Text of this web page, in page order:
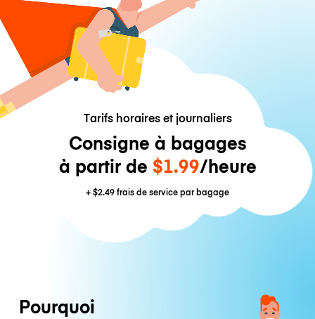
Tarifs horaires et journaliers
Consigne à bagages
à partir de $1.99/heure
+$2.49frais de service par bagage
Pourquoi